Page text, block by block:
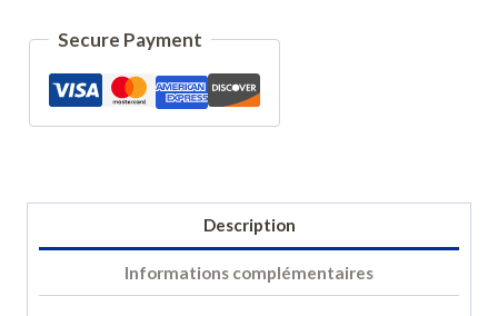
poisson
mandarin
Secure Payment
Description
Informations complémentaires